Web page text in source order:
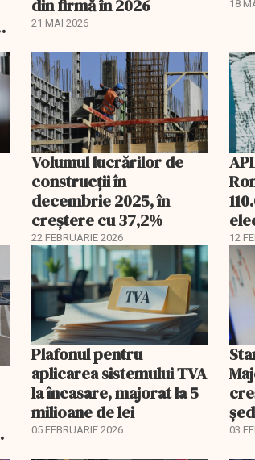
din firmă în 2026
21 MAI 2026
18
Volumul lucrărilor de
construcții în
decembrie 2025, în
creștere cu 37,2%
22 FEBRUARIE 2026 12
Plafonul pentru
aplicarea sistemului TVA
la încasare, majorat la 5
milioane de lei
05 FEBRUARIE 2026 03